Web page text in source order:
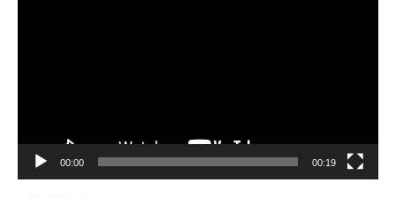
00:00 00:19